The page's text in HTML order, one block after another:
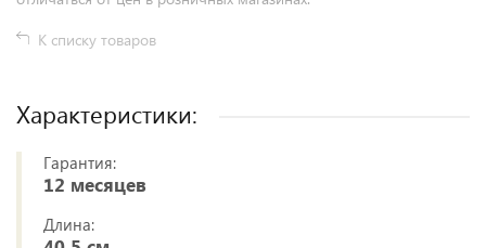
К списку товаров
Характеристики:
Гарантия:
12 месяцев
Длина: